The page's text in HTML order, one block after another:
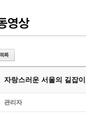
자랑스러운 서울의 길잡
관리자